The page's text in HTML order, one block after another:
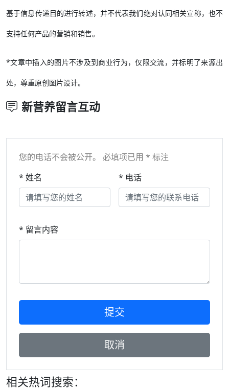
基于信息传递目的进行转述，并不代表我们绝对认同相关宣称，也不
支持任何产品的营销和销售。
*文章中插入的图片不涉及到商业行为，仅限交流，并标明了来源出
处，尊重原创图片设计。
新营养留言互动
您的电话不会被公开。 必填项已用 * 标注
* 姓名
* 电话
* 留言内容
相关热词搜索：